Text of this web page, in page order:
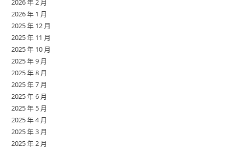
2026 年 2 月
2026 年 1 月
2025 年 12 月
2025 年 11 月
2025 年 10 月
2025 年 9 月
2025 年 8 月
2025 年 7 月
2025 年 6 月
2025 年 5 月
2025 年 4 月
2025 年 3 月
2025 年 2 月